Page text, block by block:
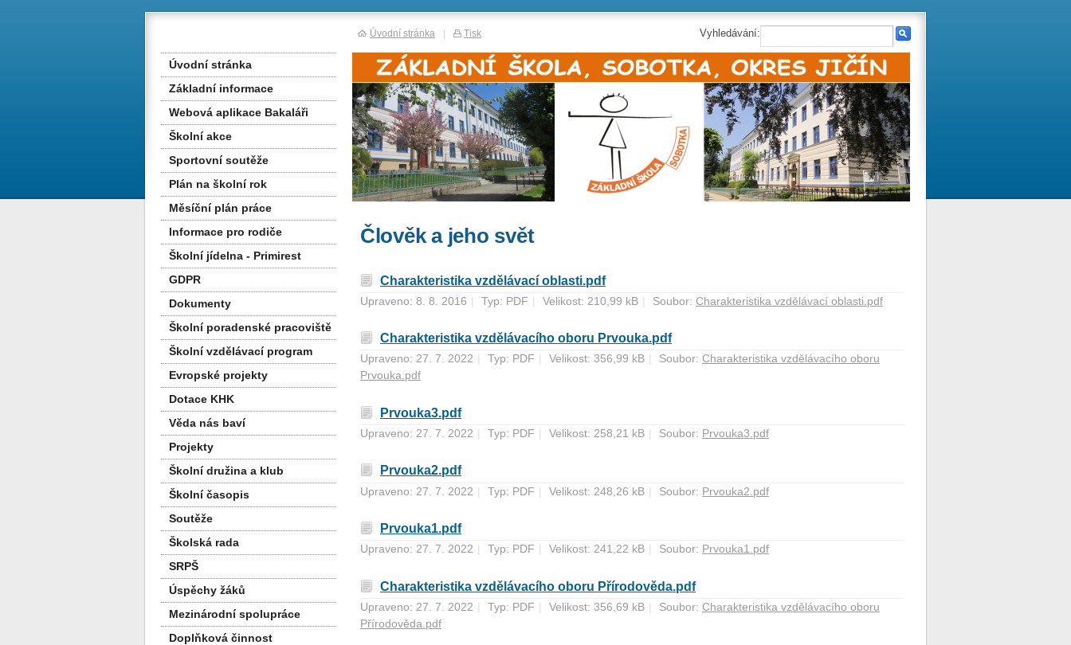
Člověk a jeho svět
Charakteristika vzdělávací oblasti.pdf
Upraveno: 8. 8. 2016 | Typ: PDF | Velikost: 210,99 kB | Soubor: Charakteristika vzdělávací oblasti.pdf
Charakteristika vzdělávacího oboru Prvouka.pdf
Upraveno: 27. 7. 2022 | Typ: PDF | Velikost: 356,99 kB | Soubor: Charakteristika vzdělávacího oboru
Prvouka.pdf
Prvouka3.pdf
Upraveno: 27. 7. 2022 | Typ: PDF | Velikost: 258,21 kB | Soubor: Prvouka3.pdf
Prvouka2.pdf
Upraveno: 27. 7. 2022 | Typ: PDF | Velikost: 248,26 kB | Soubor: Prvouka2.pdf
Prvouka1.pdf
Upraveno: 27. 7. 2022 | Typ: PDF | Velikost: 241,22 kB | Soubor: Prvouka1.pdf
Charakteristika vzdělávacího oboru Přírodověda.pdf
Upraveno: 27. 7. 2022 | Typ: PDF | Velikost: 356,69 kB | Soubor: Charakteristika vzdělávacího oboru
Přírodověda.pdf
Úvodní stránka
Základní informace
Webová aplikace Bakaláři
Školní akce
Sportovní soutěže
Plán na školní rok
Měsíční plán práce
Informace pro rodiče
Školní jídelna - Primirest
GDPR
Dokumenty
Školní poradenské pracoviště
Školní vzdělávací program
Evropské projekty
Dotace KHK
Věda nás baví
Projekty
Školní družina a klub
Školní časopis
Soutěže
Školská rada
SRPŠ
Úspěchy žáků
Mezinárodní spolupráce
Doplňková činnost
Vyhledávání:
Úvodní stránka | Tisk